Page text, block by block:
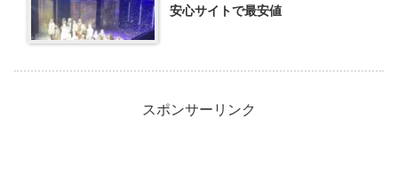
安心サイトで最安値
スポンサーリンク